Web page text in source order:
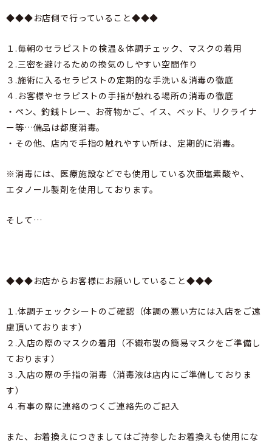
◆◆◆お店側で行っていること◆◆◆
１.毎朝のセラピストの検温＆体調チェック、マスクの着用
２.三密を避けるための換気のしやすい空間作り
３.施術に入るセラピストの定期的な手洗い＆消毒の徹底
４.お客様やセラピストの手指が触れる場所の消毒の徹底
・ペン、釣銭トレー、お荷物かご、イス、ベッド、リクライナ
ー等…備品は都度消毒。
・その他、店内で手指の触れやすい所は、定期的に消毒。
※消毒には、医療施設などでも使用している次亜塩素酸や、
エタノール製剤を使用しております。
そして…
◆◆◆お店からお客様にお願いしていること◆◆◆
１.体調チェックシートのご確認（体調の悪い方には入店をご遠
慮頂いております）
２.入店の際のマスクの着用（不織布製の簡易マスクをご準備し
ております）
３.入店の際の手指の消毒（消毒液は店内にご準備しておりま
す）
４.有事の際に連絡のつくご連絡先のご記入
また、お着換えにつきましてはご持参したお着換えも使用にな